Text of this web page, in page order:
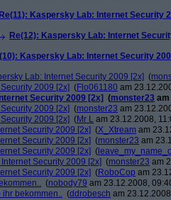
Re(11): Kaspersky Lab: Internet Security
Re(12): Kaspersky Lab: Internet
Kaspersky Lab: Internet Security
Lab: Internet Security 2009 [2x] (
2009 [2x] (Flo061180 am
Security 2009 [2x] (monster23 am
2009 [2x] (monster23 am
2009 [2x] (Mr L am 23.12.2008,
Security 2009 [2x] (X_Xtream am
Security 2009 [2x] (monster23 am
Security 2009 [2x] (
Security 2009 [2x] (monster23 am
Security 2009 [2x] (RoboCop am
(nobody79 am 23.12.2008,
ihr bekommen.. (ddrobesch am